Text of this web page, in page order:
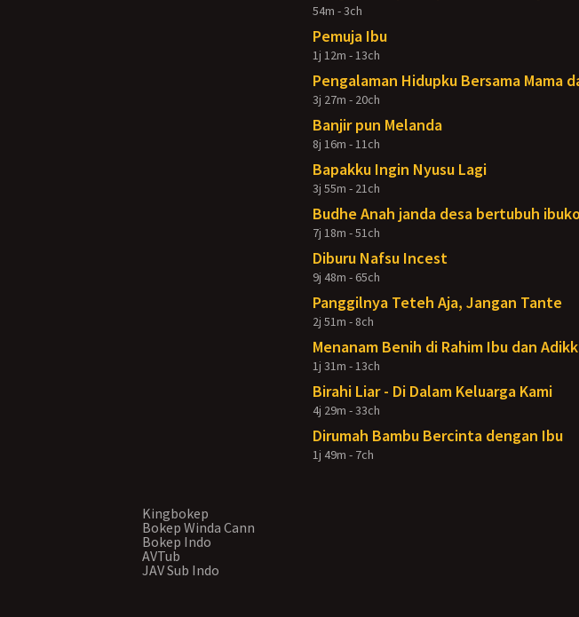
54m - 3ch
Pemuja Ibu
1j 12m - 13ch
Pengalaman Hidupku Bersama Mama
3j 27m - 20ch
Banjir pun Melanda
8j 16m - 11ch
Bapakku Ingin Nyusu Lagi
3j 55m - 21ch
Budhe Anah janda desa bertubuh
7j 18m - 51ch
Diburu Nafsu Incest
9j 48m - 65ch
Panggilnya Teteh Aja, Jangan Tante
2j 51m - 8ch
Menanam Benih di Rahim Ibu dan
1j 31m - 13ch
Birahi Liar - Di Dalam Keluarga Kami
4j 29m - 33ch
Dirumah Bambu Bercinta dengan Ibu
1j 49m - 7ch
Kingbokep
Bokep Winda Cann
Bokep Indo
AVTub
JAV Sub Indo